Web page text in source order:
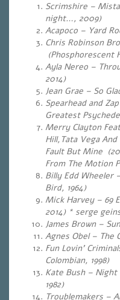
Scrimshire –
night…, 2009)
Acapoco – Yard
Chris Robinson
(Phosphorescent
Ayla Nereo –
2014)
Jean Grae – So
Spearhead and
Greatest
Merry Clayton
Hill,Tata Vega
Fault But Mine
From The Motion
Billy Edd Wheeler
Bird, 1964)
Mick Harvey – 69
2014) * serge
James Brown –
Agnes Obel – The
Fun Lovin’
Colombian, 1998)
Kate Bush –
1982)
Troublemakers –